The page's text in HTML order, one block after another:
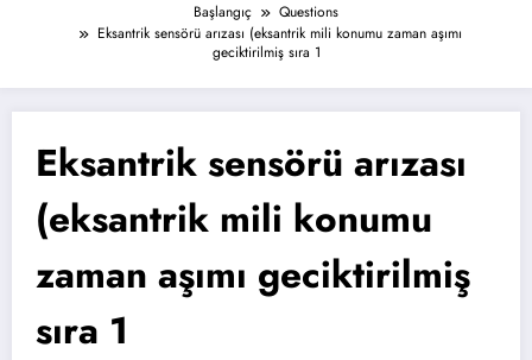
Başlangıç
Questions
Eksantrik sensörü arızası (eksantrik mili konumu zaman aşımı
geciktirilmiş sıra 1
Eksantrik sensörü arızası
(eksantrik mili konumu
zaman aşımı geciktirilmiş
sıra 1